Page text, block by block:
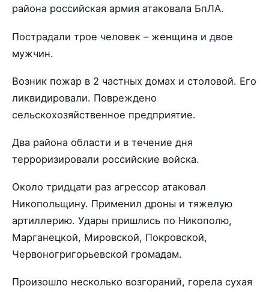
района российская армия атаковала БпЛА.
Пострадали трое человек – женщина и двое
мужчин.
Возник пожар в 2 частных домах и столовой. Его
ликвидировали. Повреждено
сельскохозяйственное предприятие.
Два района области и в течение дня
терроризировали российские войска.
Около тридцати раз агрессор атаковал
Никопольщину. Применил дроны и тяжелую
артиллерию. Удары пришлись по Никополю,
Марганецкой, Мировской, Покровской,
Червоногригорьевской громадам.
Произошло несколько возгораний, горела сухая